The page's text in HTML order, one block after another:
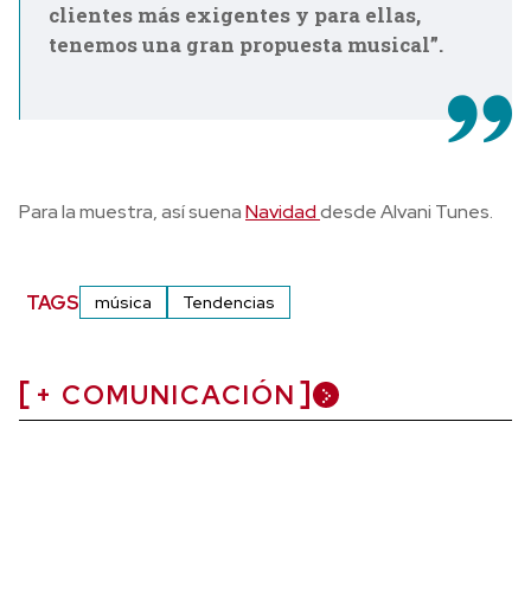
clientes más exigentes y para ellas,
tenemos una gran propuesta musical”.
Para la muestra, así suenaNavidaddesde Alvani Tunes.
TAGS música Tendencias
+ COMUNICACIÓN